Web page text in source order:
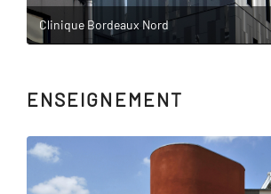
Clinique Bordeaux Nord
ENSEIGNEMENT